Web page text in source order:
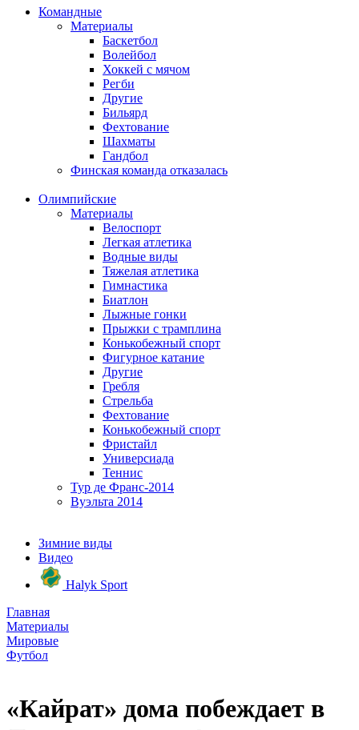
Командные
Материалы
Баскетбол
Волейбол
Хоккей с мячом
Регби
Другие
Бильярд
Фехтование
Шахматы
Гандбол
Финская команда отказалась
Олимпийские
Материалы
Велоспорт
Легкая атлетика
Водные виды
Тяжелая атлетика
Гимнастика
Биатлон
Лыжные гонки
Прыжки с трамплина
Конькобежный спорт
Фигурное катание
Другие
Гребля
Стрельба
Фехтование
Конькобежный спорт
Фристайл
Универсиада
Теннис
Тур де Франс-2014
Вуэльта 2014
Зимние виды
Видео
Halyk Sport
Главная
Материалы
Мировые
Футбол
«Кайрат» дома побеждает в